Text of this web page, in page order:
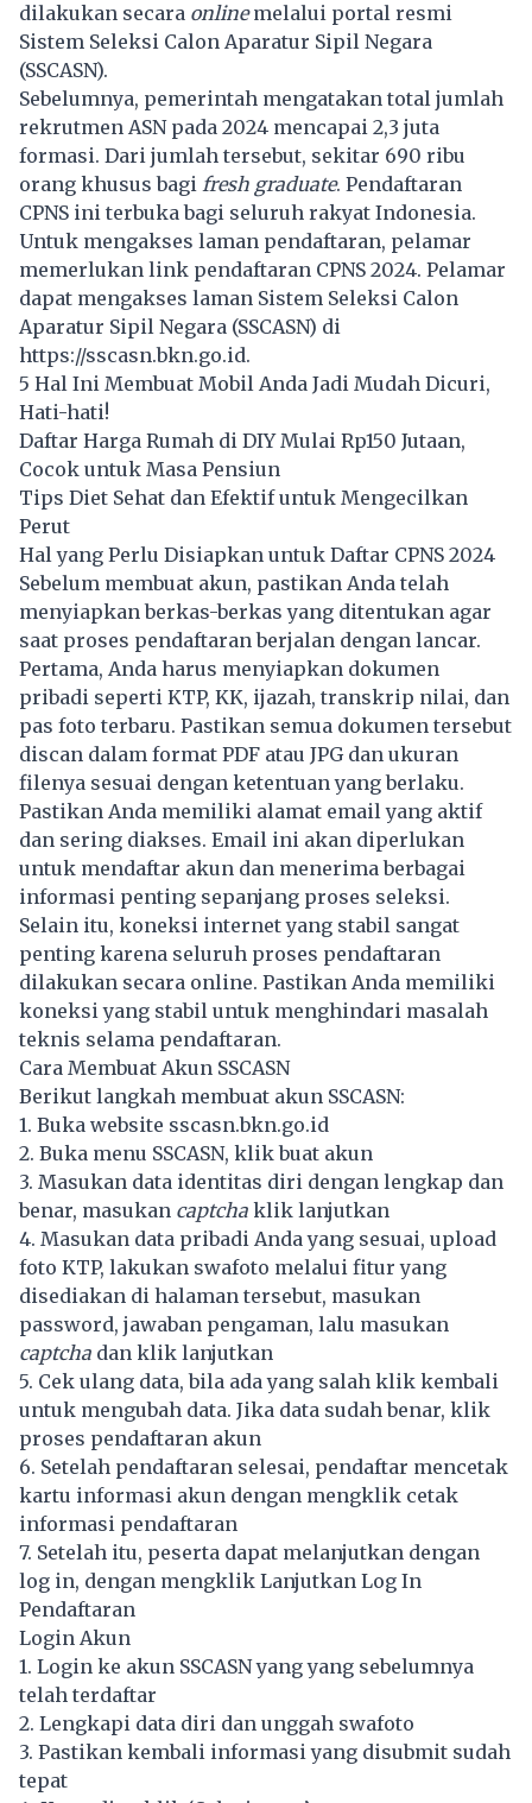
dilakukan secara onlinemelalui portal resmi
Sistem Seleksi Calon Aparatur Sipil Negara
(SSCASN).
Sebelumnya, pemerintah mengatakan total jumlah
rekrutmen ASN pada 2024 mencapai 2,3 juta
formasi. Dari jumlah tersebut, sekitar 690 ribu
orang khusus bagi fresh graduate. Pendaftaran
CPNS ini terbuka bagi seluruh rakyat Indonesia.
Untuk mengakses laman pendaftaran, pelamar
memerlukan link pendaftaran CPNS 2024. Pelamar
dapat mengakses laman Sistem Seleksi Calon
Aparatur Sipil Negara (SSCASN) di
https://sscasn.bkn.go.id.
5 Hal Ini Membuat Mobil Anda Jadi Mudah Dicuri,
Hati-hati!
Daftar Harga Rumah di DIY Mulai Rp150 Jutaan,
Cocok untuk Masa Pensiun
Tips Diet Sehat dan Efektif untuk Mengecilkan
Perut
Hal yang Perlu Disiapkan untuk Daftar CPNS 2024
Sebelum membuat akun, pastikan Anda telah
menyiapkan berkas-berkas yang ditentukan agar
saat proses pendaftaranberjalan dengan lancar.
Pertama, Anda harus menyiapkan dokumen
pribadi seperti KTP, KK, ijazah, transkrip nilai, dan
pas foto terbaru. Pastikan semua dokumen tersebut
discan dalam format PDF atau JPG dan ukuran
filenya sesuai dengan ketentuan yang berlaku.
Pastikan Anda memiliki alamat email yang aktif
dan sering diakses. Email ini akan diperlukan
untuk mendaftar akun dan menerima berbagai
informasi penting sepanjang proses seleksi.
Selain itu, koneksi internet yang stabil sangat
penting karena seluruh proses pendaftaran
dilakukan secara online. Pastikan Anda memiliki
koneksi yang stabil untuk menghindari masalah
teknis selama pendaftaran.
Cara Membuat Akun SSCASN
Berikut langkah membuat akun SSCASN:
1. Buka website sscasn.bkn.go.id
2. Buka menu SSCASN, klik buat akun
3. Masukan data identitas diri dengan lengkap dan
benar, masukan captcha klik lanjutkan
4. Masukan data pribadi Anda yang sesuai, upload
foto KTP, lakukan swafoto melalui fitur yang
disediakan di halaman tersebut, masukan
password, jawaban pengaman, lalu masukan
captcha dan klik lanjutkan
5. Cek ulang data, bila ada yang salah klik kembali
untuk mengubah data. Jika data sudah benar, klik
proses pendaftaran akun
6. Setelah pendaftaran selesai, pendaftar mencetak
kartu informasi akun dengan mengklik cetak
informasi pendaftaran
7. Setelah itu, peserta dapat melanjutkan dengan
log in, dengan mengklik Lanjutkan Log In
Pendaftaran
Login Akun
1. Login ke akun SSCASN yang yang sebelumnya
telah terdaftar
2. Lengkapi data diri dan unggah swafoto
3. Pastikan kembali informasi yang disubmit sudah
tepat